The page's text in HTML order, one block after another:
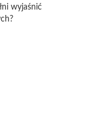
wyjaśnić